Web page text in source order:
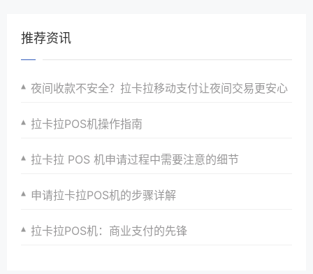
推荐资讯
夜间收款不安全？拉卡拉移动支付让夜间交易更安心
拉卡拉POS机操作指南
拉卡拉 POS 机申请过程中需要注意的细节
申请拉卡拉POS机的步骤详解
拉卡拉POS机：商业支付的先锋